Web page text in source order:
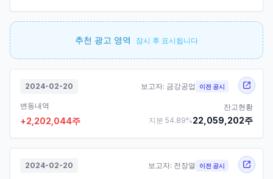
추천 광고 영역 잠시 후 표시됩니다
2024-02-20 보고자: 금강공업 이전 공시
변동내역
+2,202,044주
잔고현황
지분 54.89%22,059,202주
2024-02-20 보고자: 전장열 이전 공시